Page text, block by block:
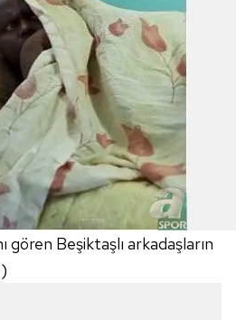
gören Beşiktaşlı arkadaşların